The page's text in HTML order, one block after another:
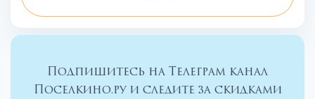
Подпишитесь на Телеграм канал
Поселкино.ру и следите за скидками